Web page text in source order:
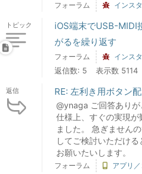
フォーラム インス
トピック
iOS端末でUSB-
がるを繰り返す
フォーラム インス
返信数: 5 表示数 5114
返信 RE: 左利き用ボタン
@ynaga ご回答あり
仕様上、すぐの実現が
ました。 急ぎません
してご検討いただけ
お願いたいします。
フォーラム アプリ